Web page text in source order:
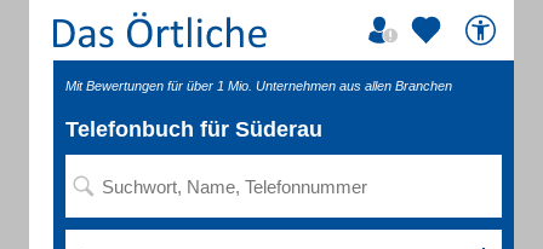
Mit Bewertungen für über 1 Mio. Unternehmen aus allen Branchen
Telefonbuch für Süderau